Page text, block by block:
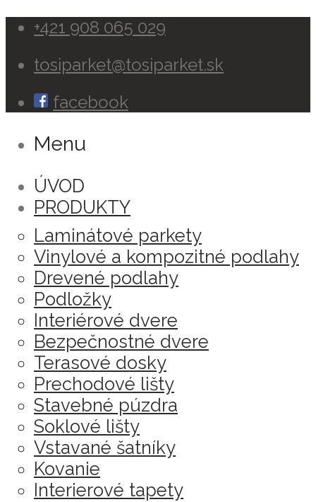
+421 908 065 029
tosiparket@tosiparket.sk
facebook
Menu
ÚVOD
PRODUKTY
Laminátové parkety
Vinylové a kompozitné podlahy
Drevené podlahy
Podložky
Interiérové dvere
Bezpečnostné dvere
Terasové dosky
Prechodové lišty
Stavebné púzdra
Soklové lišty
Vstavané šatníky
Kovanie
Interierové tapety